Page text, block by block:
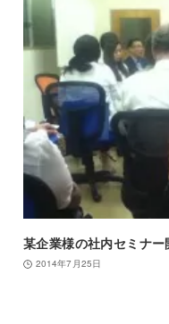
某企業様の社内セミナー
2014年7月25日